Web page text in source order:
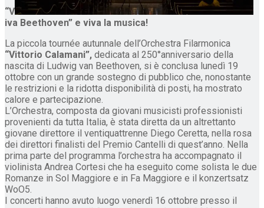
“V
iva Beethoven” e viva la musica!
La piccola tournée autunnale dell’Orchestra Filarmonica
“Vittorio Calamani”, dedicata al 250°anniversario della
nascita di Ludwig van Beethoven, si è conclusa lunedì 19
ottobre con un grande sostegno di pubblico che, nonostante
le restrizioni e la ridotta disponibilità di posti, ha mostrato
calore e partecipazione.
L’Orchestra, composta da giovani musicisti professionisti
provenienti da tutta Italia, è stata diretta da un altrettanto
giovane direttore il ventiquattrenne Diego Ceretta, nella rosa
dei direttori finalisti del Premio Cantelli di quest’anno. Nella
prima parte del programma l’orchestra ha accompagnato il
violinista Andrea Cortesi che ha eseguito come solista le due
Romanze in Sol Maggiore e in Fa Maggiore e il konzertsatz
WoO5.
I concerti hanno avuto luogo venerdì 16 ottobre presso il